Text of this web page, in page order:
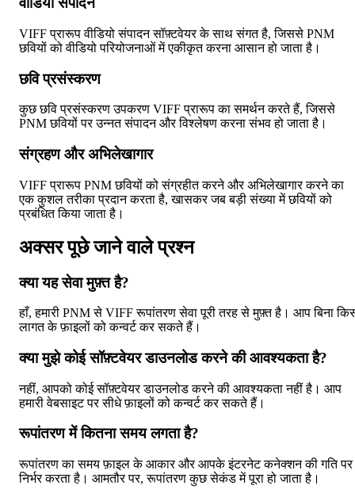
VIFF प्रारूप वीडियो संपादन सॉफ़्टवेयर के साथ संगत है, जिससे PNM
छवियों को वीडियो परियोजनाओं में एकीकृत करना आसान हो जाता है।
छवि प्रसंस्करण
कुछ छवि प्रसंस्करण उपकरण VIFF प्रारूप का समर्थन करते हैं, जिससे
PNM छवियों पर उन्नत संपादन और विश्लेषण करना संभव हो जाता है।
संग्रहण और अभिलेखागार
VIFF प्रारूप PNM छवियों को संग्रहीत करने और अभिलेखागार करने का
एक कुशल तरीका प्रदान करता है, खासकर जब बड़ी संख्या में छवियों को
प्रबंधित किया जाता है।
अक्सर पूछे जाने वाले प्रश्न
क्या यह सेवा मुफ़्त है?
हाँ, हमारी PNM से VIFF रूपांतरण सेवा पूरी तरह से मुफ़्त है। आप बिना
लागत के फ़ाइलों को कन्वर्ट कर सकते हैं।
क्या मुझे कोई सॉफ़्टवेयर डाउनलोड करने की आवश्यकता है?
नहीं, आपको कोई सॉफ़्टवेयर डाउनलोड करने की आवश्यकता नहीं है। आप
हमारी वेबसाइट पर सीधे फ़ाइलों को कन्वर्ट कर सकते हैं।
रूपांतरण में कितना समय लगता है?
रूपांतरण का समय फ़ाइल के आकार और आपके इंटरनेट कनेक्शन की गति पर
निर्भर करता है। आमतौर पर, रूपांतरण कुछ सेकंड में पूरा हो जाता है।